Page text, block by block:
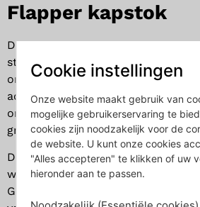
Flapper kapstok
De Flapper-kapstok van Umbra is
stijl en functionaliteit. Met zijn
ontwerp en neutrale kleuren voegt
accent toe aan elk interieur. Deze
ontworpen voor kleine ruimtes
grotere kamers niet onder voor
De negen uitklapbare haken
worden in- en uitgeklapt wanneer
Gemaakt van hoogwaardig
Cookie instellingen
Onze website maakt gebruik van
mogelijke gebruikerservaring te
cookies zijn noodzakelijk voor de
de website. U kunt onze cookies
"Alles accepteren" te klikken of uw
hieronder aan te passen.